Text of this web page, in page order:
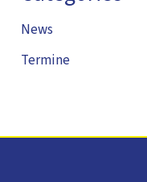
News
Termine